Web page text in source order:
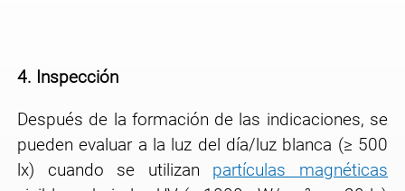
4. Inspección
Después de la formación de las indicaciones, se
pueden evaluar a la luz del día/luz blanca (≥ 500
lx) cuando se utilizan partículas magnéticas